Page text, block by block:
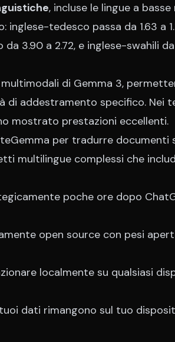
, incluse le lingue a
tedesco passa da 1.63 a
3.90 a 2.72, e inglese-swahili
di Gemma 3,
di addestramento specifico. Nei
mostrato prestazioni eccellenti.
per tradurre documenti
multilingue complessi che
poche ore dopo
open source con pesi
localmente su qualsiasi
dati rimangono sul tuo